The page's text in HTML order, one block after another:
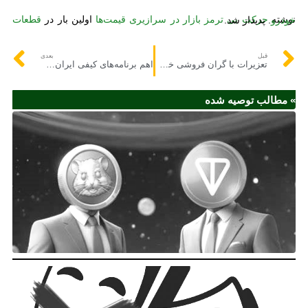
نوشته حرکت بی ترمز بازار در سرازیری قیمت‌ها اولین بار در قطعات خودرو . پدیدار شد.
قبل بعدی
» مطالب توصیه شده